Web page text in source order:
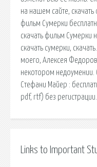
на нашем сайте,
фильм Сумерки
скачать фильм Сумерки
скачать сумерки,
моего, Алексея
некотором недоумении.
Стефани Майер :
pdf, rtf) без регистрации.
Links to Important